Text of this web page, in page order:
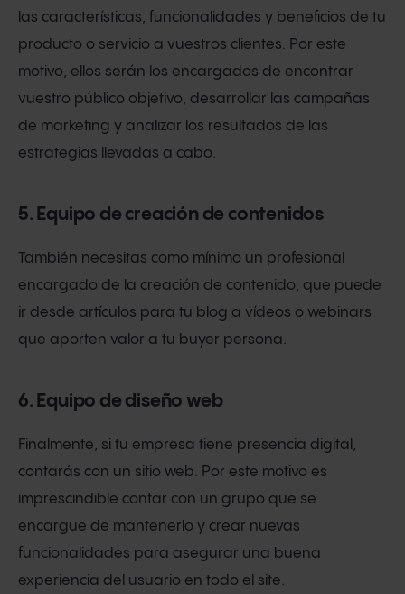
las características, funcionalidades y beneficios de tu
producto o servicio a vuestros clientes. Por este
motivo, ellos serán los encargados de encontrar
vuestro público objetivo, desarrollar las campañas
de marketing y analizar los resultados de las
estrategias llevadas a cabo.
5. Equipo de creación de contenidos
También necesitas como mínimo un profesional
encargado de la creación de contenido, que puede
ir desde artículos para tu blog a vídeos o webinars
que aporten valor a tu buyer persona.
6. Equipo de diseño web
Finalmente, si tu empresa tiene presencia digital,
contarás con un sitio web. Por este motivo es
imprescindible contar con un grupo que se
encargue de mantenerlo y crear nuevas
funcionalidades para asegurar una buena
experiencia del usuario en todo el site.